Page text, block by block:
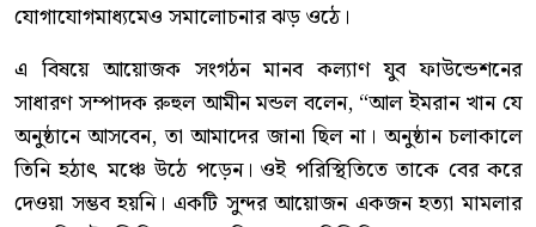
যোগাযোগমাধ্যমেও সমালোচনার ঝড় ওঠে।
এ বিষয়ে আয়োজক সংগঠন মানব কল্যাণ যুব ফাউন্ডেশনের
সাধারণ সম্পাদক রুহুল আমীন মন্ডল বলেন, “আল ইমরান খান যে
অনুষ্ঠানে আসবেন, তা আমাদের জানা ছিল না। অনুষ্ঠান চলাকালে
তিনি হঠাৎ মঞ্চে উঠে পড়েন। ওই পরিস্থিতিতে তাকে বের করে
দেওয়া সম্ভব হয়নি। একটি সুন্দর আয়োজন একজন হত্যা মামলার